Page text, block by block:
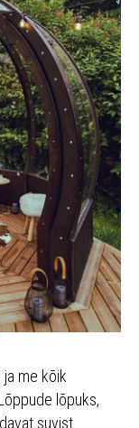
me kõik
lõpuks,
suvist